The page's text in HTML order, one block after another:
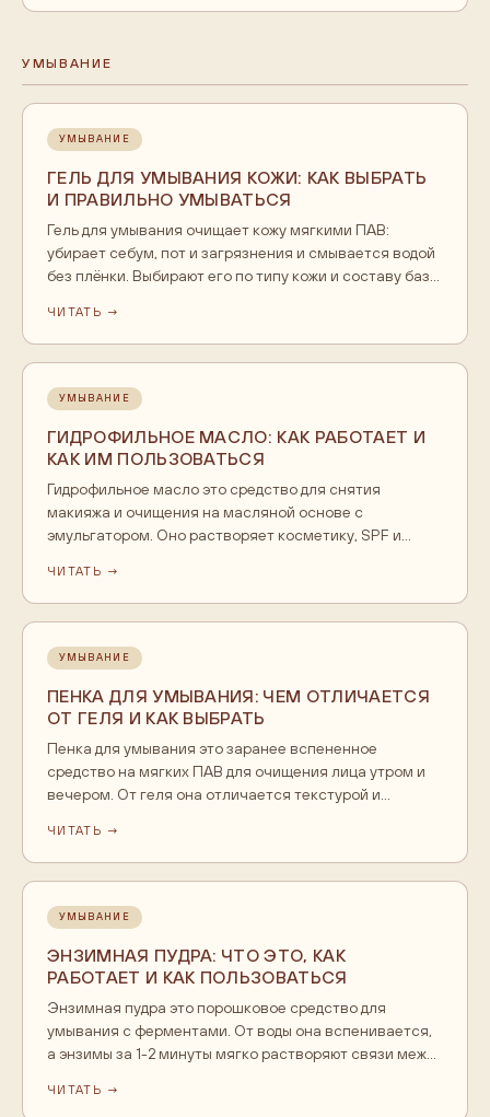
кислотами, помогает следующим средствам
но с ним уход работает заметно ровнее.
УМЫВАНИЕ
УМЫВАНИЕ
ГЕЛЬ ДЛЯ УМЫВАНИЯ КОЖИ: КАК ВЫБРАТЬ
И ПРАВИЛЬНО УМЫВАТЬСЯ
Гель для умывания очищает кожу мягкими ПАВ:
убирает себум, пот и загрязнения и смывается водой
без плёнки. Выбирают его по типу кожи и составу базы,
Скрип и стянутость после умывания - сигнал, что
средство слишком жёсткое для кожи. Разбираем, как
подобрать гель и встроить его в ежедневный уход.
ЧИТАТЬ →
УМЫВАНИЕ
ГИДРОФИЛЬНОЕ МАСЛО: КАК РАБОТАЕТ И
КАК ИМ ПОЛЬЗОВАТЬСЯ
Гидрофильное масло это средство для снятия
макияжа и очищения на масляной основе с
эмульгатором. Оно растворяет косметику, SPF и
и смывается без жирной плёнки. Наносят его на сухую
кожу сухими руками, массируют, добавляют воду до
побеления и смывают. Подходит любому типу кожи,
включая жирную, и работает как первый шаг двойного
очищения.
ЧИТАТЬ →
УМЫВАНИЕ
ПЕНКА ДЛЯ УМЫВАНИЯ: ЧЕМ ОТЛИЧАЕТСЯ
ОТ ГЕЛЯ И КАК ВЫБРАТЬ
Пенка для умывания это заранее вспененное
средство на мягких ПАВ для очищения лица утром и
вечером. От геля она отличается текстурой и
Сухой и чувствительной коже комфортнее самые
мягкие формулы, комбинированной и жирной
подойдёт гель, который хорошо смывает себум.
Разбираем форматы, состав ПАВ и технику умывания.
ЧИТАТЬ →
УМЫВАНИЕ
ЭНЗИМНАЯ ПУДРА: ЧТО ЭТО, КАК
РАБОТАЕТ И КАК ПОЛЬЗОВАТЬСЯ
Энзимная пудра это порошковое средство для
умывания с ферментами. От воды она вспенивается,
а энзимы за 1-2 минуты мягко растворяют связи между
очищают поры. В отличие от скраба она не трёт кожу
ЧИТАТЬ →